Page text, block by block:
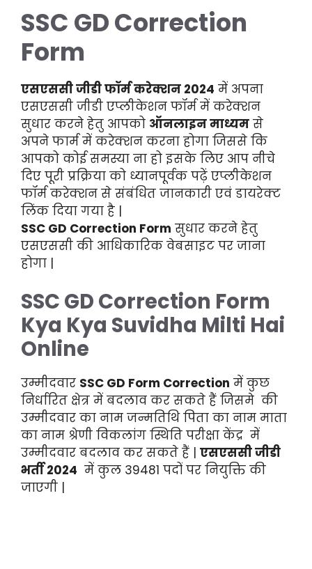
SSC GD Correction
Form
एसएससी जीडी फॉर्म करेक्शन 2024 में अपना
एसएससी जीडी एप्लीकेशन फॉर्म में करेक्शन
सुधार करने हेतु आपको ऑनलाइन माध्यम से
अपने फार्म में करेक्शन करना होगा जिससे कि
आपको कोई समस्या ना हो इसके लिए आप नीचे
दिए पूरी प्रक्रिया को ध्यानपूर्वक पढ़ें एप्लीकेशन
फॉर्म करेक्शन से संबंधित जानकारी एवं डायरेक्ट
लिंक दिया गया है |
SSC GD Correction Form सुधार करने हेतु
एसएससी की आधिकारिक वेबसाइट पर जाना
होगा |
SSC GD Correction Form
Kya Kya Suvidha Milti Hai
Online
उम्मीदवार SSC GD Form Correction में कुछ
निर्धारित क्षेत्र में बदलाव कर सकते हैं जिसमे की
उम्मीदवार का नाम जन्मतिथि पिता का नाम माता
का नाम श्रेणी विकलांग स्थिति परीक्षा केंद्र में
उम्मीदवार बदलाव कर सकते हैं | एसएससी जीडी
भर्ती 2024 में कुल 39481 पदों पर नियुक्ति की
जाएगी |